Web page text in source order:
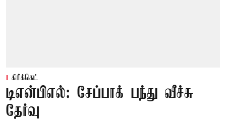
கிரிக்கெட்
டிஎன்பிஎல்: சேப்பாக் பந்து வீச்சு
தேர்வு